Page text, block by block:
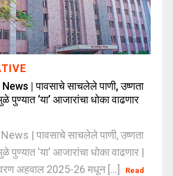
| पावसाचे साचलेले पाणी, उष्णता
पुण्यात ‘या’ आजारांचा धोका वाढणार
| पावसाचे साचलेले पाणी, उष्णता
पुण्यात 'या' आजारांचा धोका वाढणार |
अहवाल 2025-26 मधून [...]
Read